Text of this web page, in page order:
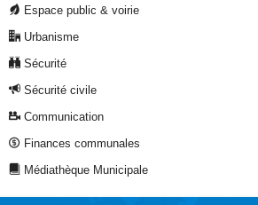
Espace public & voirie
Urbanisme
Sécurité
Sécurité civile
Communication
Finances communales
Médiathèque Municipale